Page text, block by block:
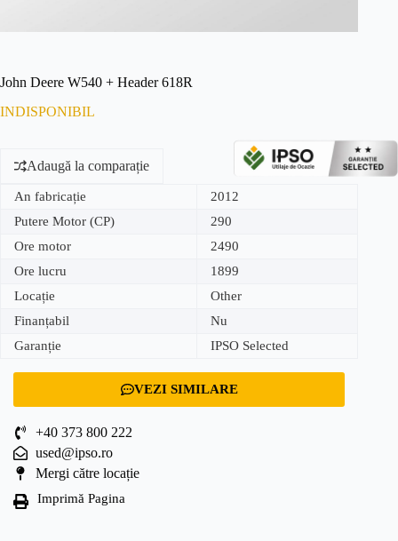
John Deere W540 + Header 618R
INDISPONIBIL
Adaugă la comparație
An fabricație
2012
Putere Motor (CP)
290
Ore motor
2490
Ore lucru
1899
Locație
Other
Finanțabil
Nu
Garanție
IPSO Selected
VEZI SIMILARE
+40 373 800 222
used@ipso.ro
Mergi către locație
Imprimă Pagina